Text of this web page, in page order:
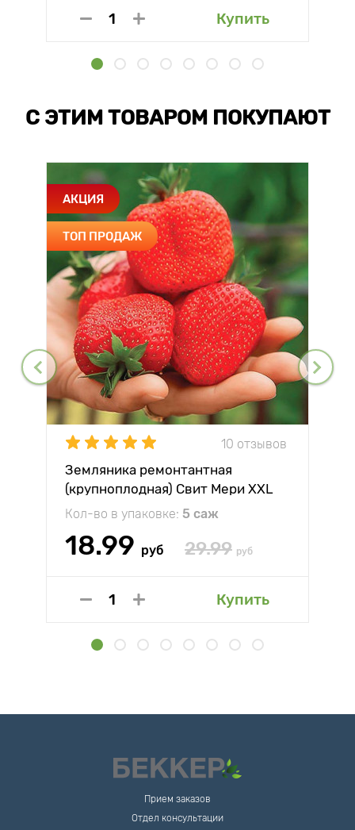
Купить
С ЭТИМ ТОВАРОМ ПОКУПАЮТ
АКЦИЯ
ТОП ПРОДАЖ
10 отзывов
Земляника ремонтантная
(крупноплодная) Свит Мери XXL
Кол-во в упаковке: 5 саж
18.99 руб 29.99 руб
Купить
Прием заказов
Отдел консультации